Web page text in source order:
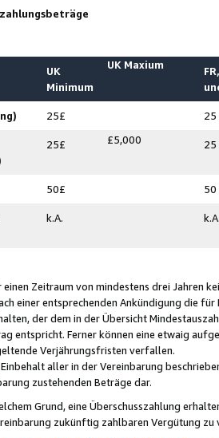
UK
Minimum
UK Maxium
25£ 25
25£ £5,000 25
50£ 50
k.A.
Zeitraum von mindestens drei Jahren
einer entsprechenden Ankündigung die
der dem in der Übersicht
entspricht. Ferner können eine etwaig
Verjährungsfristen verfallen.
aller in der Vereinbarung
zustehenden Beträge dar.
Grund, eine Überschusszahlung
zukünftig zahlbaren Vergütung zu